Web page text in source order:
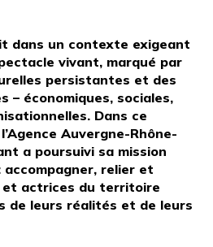
dans un contexte exigeant
vivant, marqué par
persistantes et des
– économiques, sociales,
Dans ce
Auvergne-Rhône-
a poursuivi sa mission
relier et
actrices du territoire
de leurs réalités et de leurs